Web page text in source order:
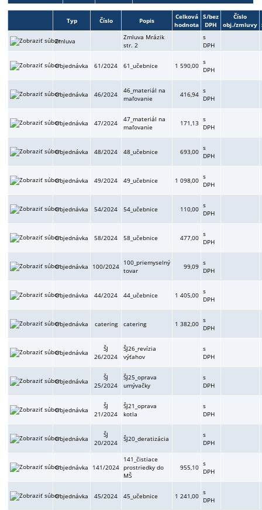
Typ Číslo Popis
Celková
hodnota
S/bez
DPH
Číslo
obj./zmluvy
Zmluva
Zmluva Mrázik
str. 2
s
DPH
Objednávka 61/2024 61_učebnice 1 590,00 s
DPH
Objednávka 46/2024
46_materiál na
maľovanie
416,94 s
DPH
Objednávka 47/2024
47_materiál na
maľovanie
171,13 s
DPH
Objednávka 48/2024 48_učebnice 693,00 s
DPH
Objednávka 49/2024 49_učebnice 1 098,00 s
DPH
Objednávka 54/2024 54_učebnice 110,00 s
DPH
Objednávka 58/2024 58_učebnice 477,00 s
DPH
Objednávka 100/2024 100_priemyselný
tovar
99,09 s
DPH
Objednávka 44/2024 44_učebnice 1 405,00 s
DPH
Objednávka catering catering 1 382,00 s
DPH
Objednávka
ŠJ
26/2024
ŠJ26_revízia
výťahov
s
DPH
Objednávka
ŠJ
25/2024
ŠJ25_oprava
umývačky
s
DPH
Objednávka
ŠJ
21/2024
ŠJ21_oprava
kotla
s
DPH
Objednávka
ŠJ
20/2024
ŠJ20_deratizácia
s
DPH
Objednávka 141/2024
141_čistiace
prostriedky do
MŠ
955,10 s
DPH
Objednávka 45/2024 45_učebnice 1 241,00 s
DPH